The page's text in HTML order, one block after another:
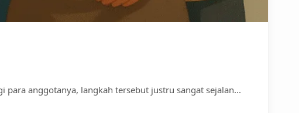
anggotanya, langkah tersebut justru sangat sejalan...